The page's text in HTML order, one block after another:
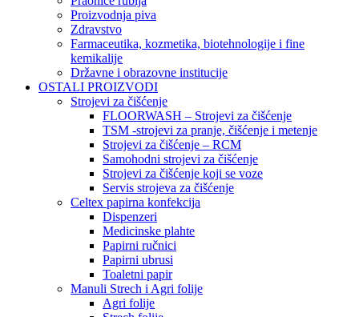
Proizvodnja piva
Zdravstvo
Farmaceutika, kozmetika, biotehnologije i fine
kemikalije
Državne i obrazovne institucije
OSTALI PROIZVODI
Strojevi za čišćenje
FLOORWASH – Strojevi za čišćenje
TSM -strojevi za pranje, čišćenje i metenje
Strojevi za čišćenje – RCM
Samohodni strojevi za čišćenje
Strojevi za čišćenje koji se voze
Servis strojeva za čišćenje
Celtex papirna konfekcija
Dispenzeri
Medicinske plahte
Papirni ručnici
Papirni ubrusi
Toaletni papir
Manuli Strech i Agri folije
Agri folije